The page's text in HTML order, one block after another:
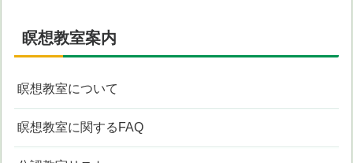
瞑想教室案内
瞑想教室について
瞑想教室に関するFAQ